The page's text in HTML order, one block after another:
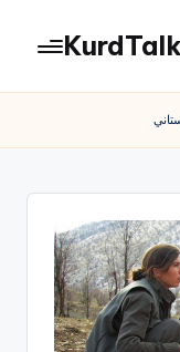
KurdTalk